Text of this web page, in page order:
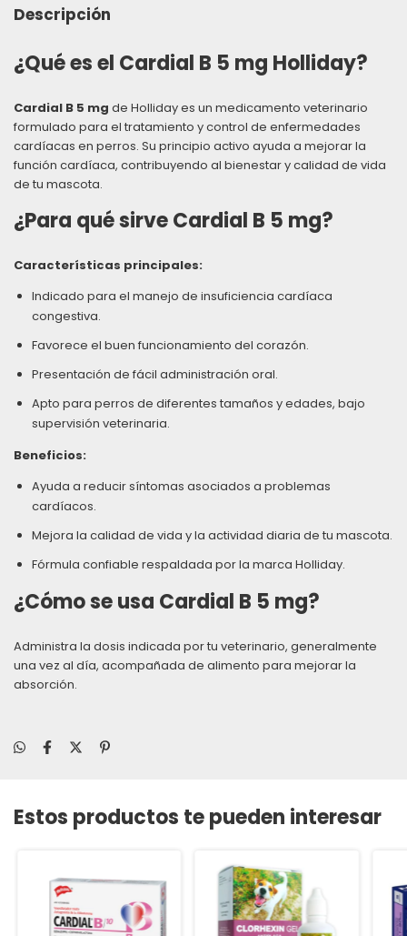
Descripción
¿Qué es el Cardial B 5 mg Holliday?
Cardial B 5 mg de Holliday es un medicamento veterinario
formulado para el tratamiento y control de enfermedades
cardíacas en perros. Su principio activo ayuda a mejorar la
función cardíaca, contribuyendo al bienestar y calidad de vida
de tu mascota.
¿Para qué sirve Cardial B 5 mg?
Características principales:
Indicado para el manejo de insuficiencia cardíaca
congestiva.
Favorece el buen funcionamiento del corazón.
Presentación de fácil administración oral.
Apto para perros de diferentes tamaños y edades, bajo
supervisión veterinaria.
Beneficios:
Ayuda a reducir síntomas asociados a problemas
cardíacos.
Mejora la calidad de vida y la actividad diaria de tu mascota.
Fórmula confiable respaldada por la marca Holliday.
¿Cómo se usa Cardial B 5 mg?
Administra la dosis indicada por tu veterinario, generalmente
una vez al día, acompañada de alimento para mejorar la
absorción.
Estos productos te pueden interesar